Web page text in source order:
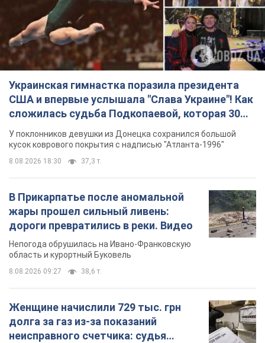
Украинская гимнастка поразила президента
США и впервые услышала "Слава Украине"! Как
сложилась судьба Подкопаевой, которая 30
лет назад завоевала "золото" Олимпиады
У поклонников девушки из Донецка сохранился большой
кусок коврового покрытия с надписью "Атланта-1996"
8.08.2026 18:30 37,3 т.
В Прикарпатье после аномальной
жары прошел сильный ливень:
дороги превратились в реки. Видео
Непогода обрушилась на Ивано-Франковскую
область и курортный Буковель
8.08.2026 09:27 38,6 т.
Женщине начислили 729 тыс. грн
долга за газ из-за показаний
неисправного счетчика: судья